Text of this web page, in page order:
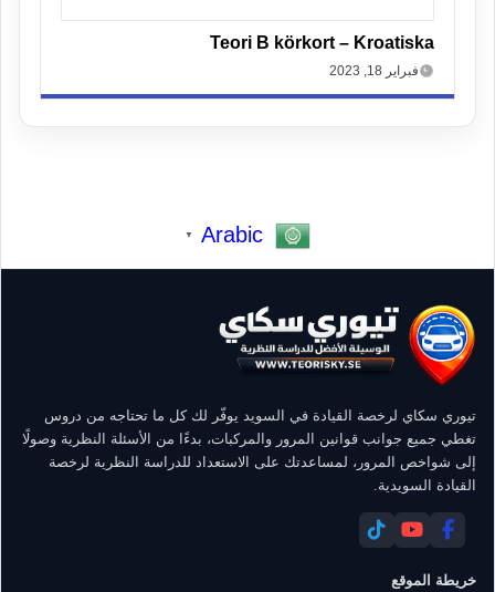
Teori B körkort – Kroatiska
فبراير 18, 2023
Arabic
▼
تيوري سكاي لرخصة القيادة في السويد يوفّر لك كل ما تحتاجه من دروس
تغطي جميع جوانب قوانين المرور والمركبات، بدءًا من الأسئلة النظرية وصولًا
إلى شواخص المرور، لمساعدتك على الاستعداد للدراسة النظرية لرخصة
القيادة السويدية.
خريطة الموقع